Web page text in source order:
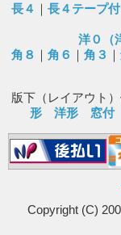
長４ ｜ 長４テープ付
洋０（
角８ ｜ 角６ ｜ 角３ ｜
版下（レイアウト
形
洋形 窓付
Copyright (C)